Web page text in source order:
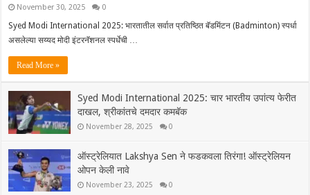
November 30, 2025 0
Syed Modi International 2025: भारतातील सर्वात प्रतिष्ठित बॅडमिंटन (Badminton) स्पर्धा
असलेल्या सय्यद मोदी इंटरनॅशनल स्पर्धेची …
Read More »
Syed Modi International 2025: चार भारतीय उपांत्य फेरीत
दाखल, श्रीकांतचे दमदार कमबॅक
November 28, 2025 0
ऑस्ट्रेलियात Lakshya Sen ने फडकवला तिरंगा! ऑस्ट्रेलियन
ओपन केली नावे
November 23, 2025 0